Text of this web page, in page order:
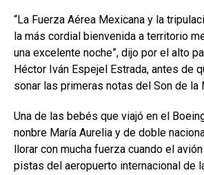
“La Fuerza Aérea Mexicana y la
la más cordial bienvenida a territorio
una excelente noche”, dijo por el alto
Héctor Iván Espejel Estrada, antes de
sonar las primeras notas del Son de la
Una de las bebés que viajó en el
nonbre María Aurelia y de doble
llorar con mucha fuerza cuando el
pistas del aeropuerto internacional de